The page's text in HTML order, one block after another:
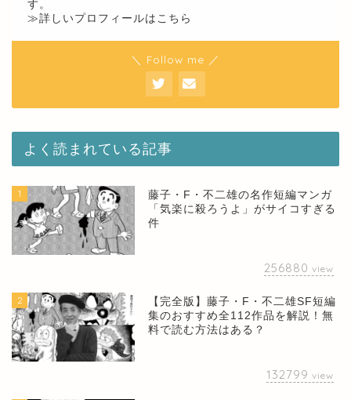
す。
≫詳しいプロフィールはこちら
＼ Follow me ／
よく読まれている記事
1
藤子・F・不二雄の名作短編マンガ
「気楽に殺ろうよ」がサイコすぎる
件
256880 view
2
【完全版】藤子・F・不二雄SF短編
集のおすすめ全112作品を解説！無
料で読む方法はある？
132799 view